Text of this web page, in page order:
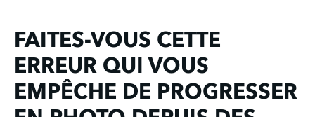
FAITES-VOUS CETTE
ERREUR QUI VOUS
EMPÊCHE DE PROGRESSER